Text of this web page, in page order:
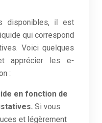
disponibles, il est
qui correspond
Voici quelques
apprécier les e-
:
en fonction de
Si vous
et légèrement